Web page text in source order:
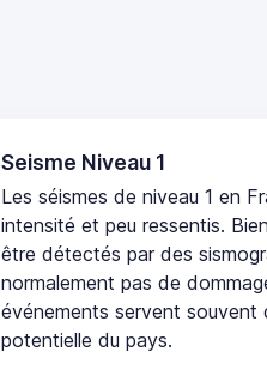
Seisme Niveau 1
Les séismes de niveau 1 en
intensité et peu ressentis.
être détectés par des
normalement pas de
événements servent souvent
potentielle du pays.